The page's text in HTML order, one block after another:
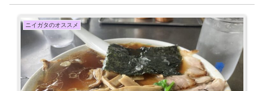
ニイガタのオススメ